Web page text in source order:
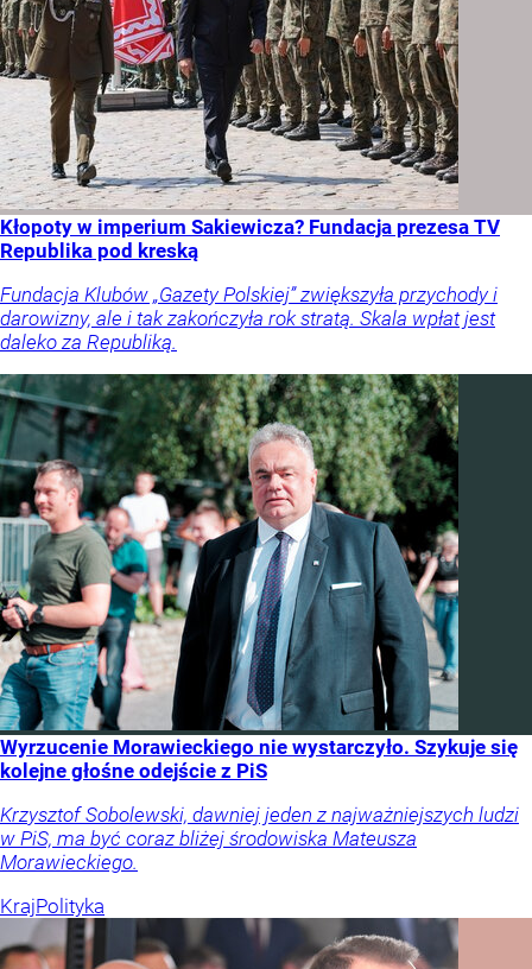
Kłopoty w imperium Sakiewicza? Fundacja prezesa TV
Republika pod kreską
Fundacja Klubów „Gazety Polskiej” zwiększyła przychody i
darowizny, ale i tak zakończyła rok stratą. Skala wpłat jest
daleko za Republiką.
Wyrzucenie Morawieckiego nie wystarczyło. Szykuje się
kolejne głośne odejście z PiS
Krzysztof Sobolewski, dawniej jeden z najważniejszych ludzi
w PiS, ma być coraz bliżej środowiska Mateusza
Morawieckiego.
KrajPolityka